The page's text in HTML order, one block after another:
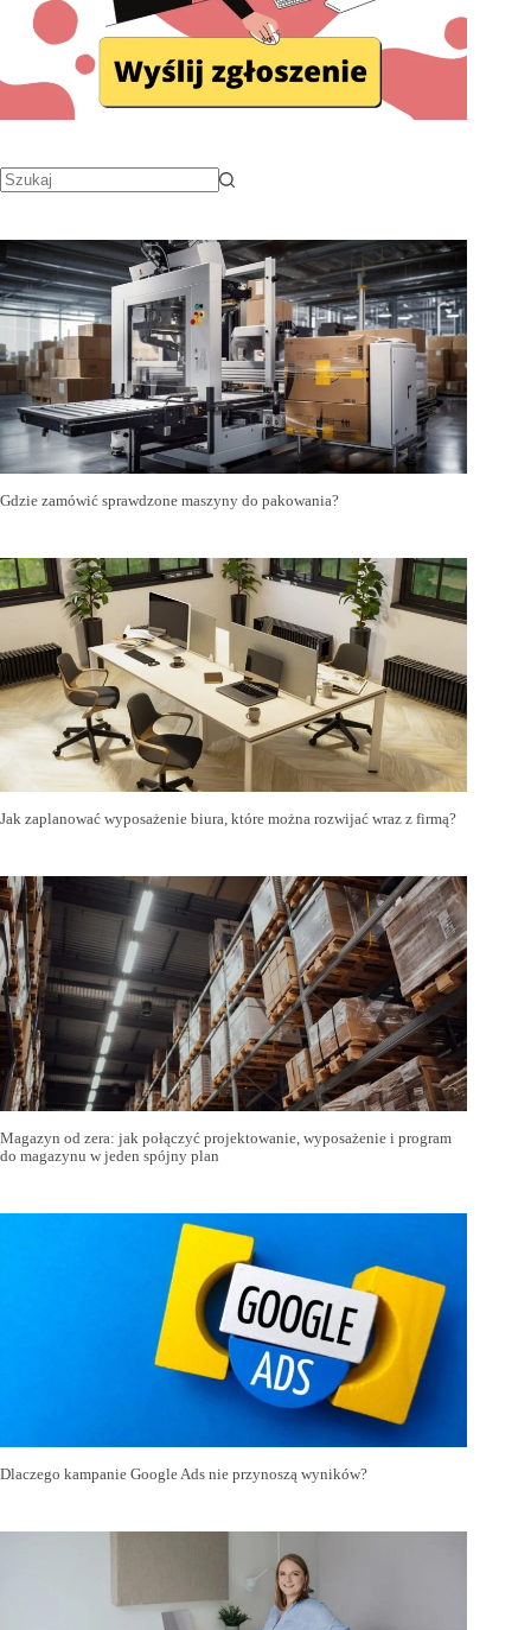
Gdzie zamówić sprawdzone maszyny do pakowania?
Jak zaplanować wyposażenie biura, które można rozwijać wraz z firmą?
Magazyn od zera: jak połączyć projektowanie, wyposażenie i program
do magazynu w jeden spójny plan
Dlaczego kampanie Google Ads nie przynoszą wyników?